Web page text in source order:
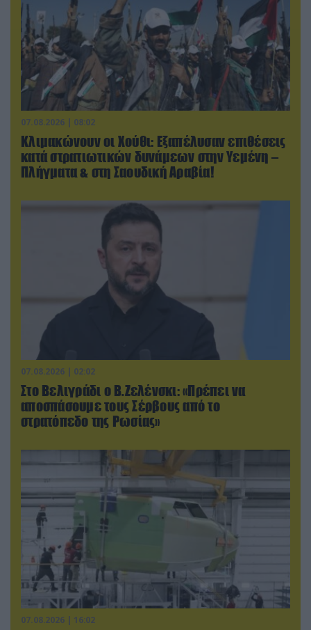
07.08.2026 | 08:02
Κλιμακώνουν οι Χούθι: Eξαπέλυσαν επιθέσεις
κατά στρατιωτικών δυνάμεων στην Υεμένη –
Πλήγματα & στη Σαουδική Αραβία!
07.08.2026 | 02:02
Στο Βελιγράδι ο Β.Ζελένσκι: «Πρέπει να
αποσπάσουμε τους Σέρβους από το
στρατόπεδο της Ρωσίας»
07.08.2026 | 16:02